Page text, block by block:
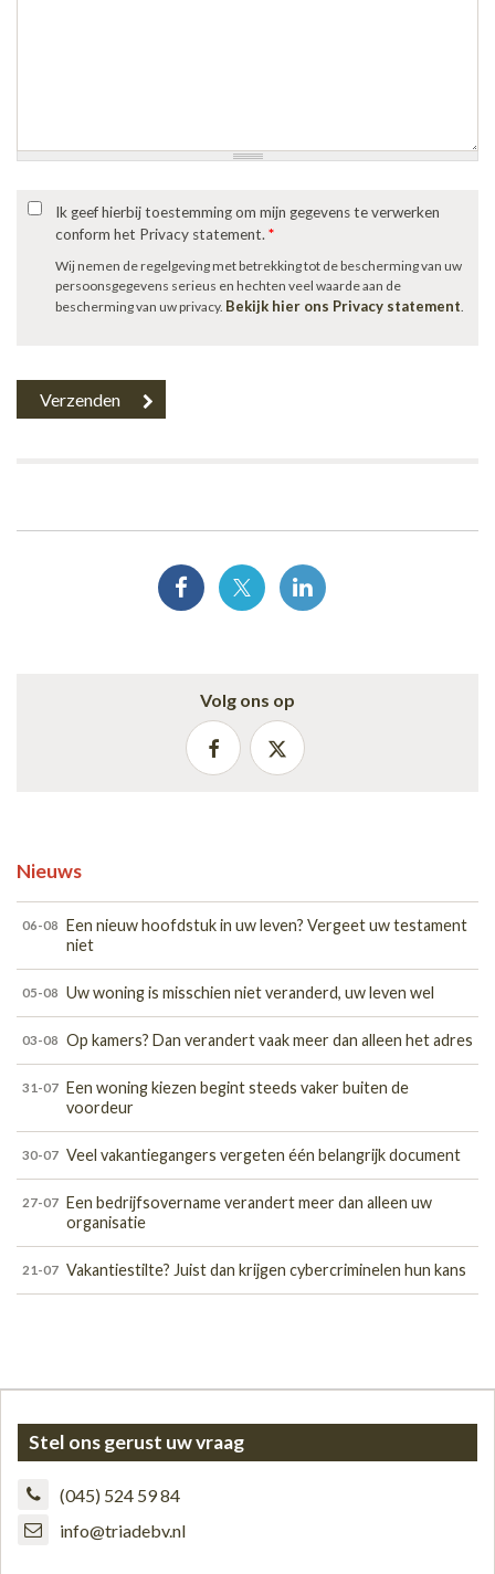
Ik geef hierbij toestemming om mijn gegevens te verwerken
conform het Privacy statement. *
Wij nemen de regelgeving met betrekking tot de bescherming van uw
persoonsgegevens serieus en hechten veel waarde aan de
bescherming van uw privacy. Bekijk hier ons Privacy statement.
Volg ons op
Nieuws
06-08
Een nieuw hoofdstuk in uw leven? Vergeet uw testament
niet
05-08 Uw woning is misschien niet veranderd, uw leven wel
03-08 Op kamers? Dan verandert vaak meer dan alleen het adres
31-07 Een woning kiezen begint steeds vaker buiten de
voordeur
30-07 Veel vakantiegangers vergeten één belangrijk document
27-07 Een bedrijfsovername verandert meer dan alleen uw
organisatie
21-07 Vakantiestilte? Juist dan krijgen cybercriminelen hun kans
Stel ons gerust uw vraag
(045) 524 59 84
info@triadebv.nl